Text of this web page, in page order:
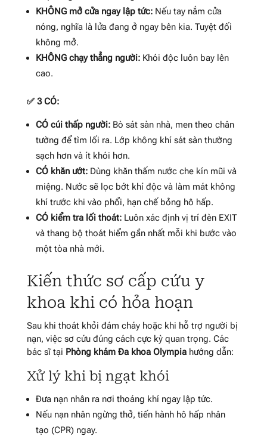
KHÔNG mở cửa ngay lập tức:Nếu tay nắm cửa
nóng, nghĩa là lửa đang ở ngay bên kia. Tuyệt đối
không mở.
KHÔNG chạy thẳng người:Khói độc luôn bay lên
cao.
✅ 3 CÓ:
CÓ cúi thấp người:Bò sát sàn nhà, men theo chân
tường để tìm lối ra. Lớp không khí sát sàn thường
sạch hơn và ít khói hơn.
CÓ khăn ướt:Dùng khăn thấm nước che kín mũi và
miệng. Nước sẽ lọc bớt khí độc và làm mát không
khí trước khi vào phổi, hạn chế bỏng hô hấp.
CÓ kiểm tra lối thoát:Luôn xác định vị trí đèn EXIT
và thang bộ thoát hiểm gần nhất mỗi khi bước vào
một tòa nhà mới.
Kiến thức sơ cấp cứu y
khoa khi có hỏa hoạn
Sau khi thoát khỏi đám cháy hoặc khi hỗ trợ người bị
nạn, việc sơ cứu đúng cách cực kỳ quan trọng. Các
bác sĩ tại Phòng khám Đa khoa Olympiahướng dẫn:
Xử lý khi bị ngạt khói
Đưa nạn nhân ra nơi thoáng khí ngay lập tức.
Nếu nạn nhân ngừng thở, tiến hành hô hấp nhân
tạo (CPR) ngay.